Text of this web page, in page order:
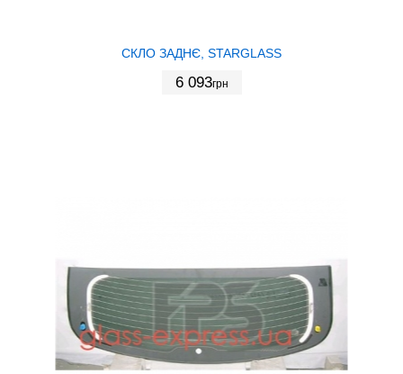
СКЛО ЗАДНЄ, STARGLASS
6 093грн